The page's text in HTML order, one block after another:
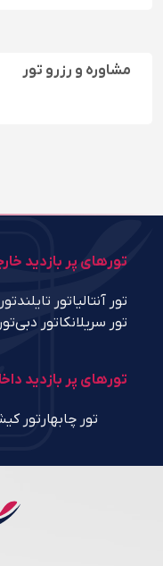
مشاوره و رزرو تور
تورهای پر بازدید
تور آنتالیاتور تایلند
تور سریلانکاتور دبی
تورهای پر بازدید
تور چابهار تور